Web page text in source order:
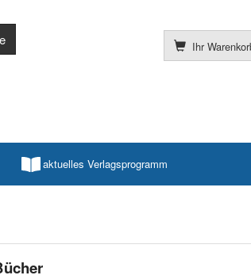
Ihr
aktuelles Verlagsprogramm